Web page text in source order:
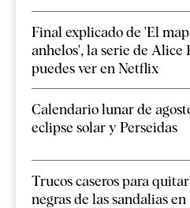
Final explicado de 'El
anhelos', la serie de Alice
puedes ver en Netflix
Calendario lunar de
eclipse solar y Perseidas
Trucos caseros para
negras de las sandalias en